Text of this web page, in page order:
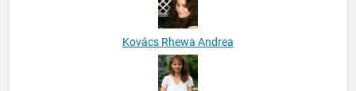
Kovács Rhewa Andrea